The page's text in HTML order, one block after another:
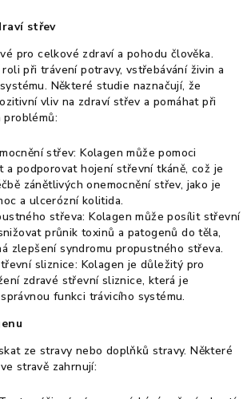
střev
pro celkové zdraví a pohodu člověka.
při trávení potravy, vstřebávání živin a
Některé studie naznačují, že
vliv na zdraví střev a pomáhat při
problémů:
střev: Kolagen může pomoci
a podporovat hojení střevní tkáně, což je
zánětlivých onemocnění střev, jako je
a ulcerózní kolitida.
střeva: Kolagen může posílit střevní
průnik toxinů a patogenů do těla,
zlepšení syndromu propustného střeva.
sliznice: Kolagen je důležitý pro
zdravé střevní sliznice, která je
funkci trávicího systému.
ze stravy nebo doplňků stravy. Některé
stravě zahrnují: